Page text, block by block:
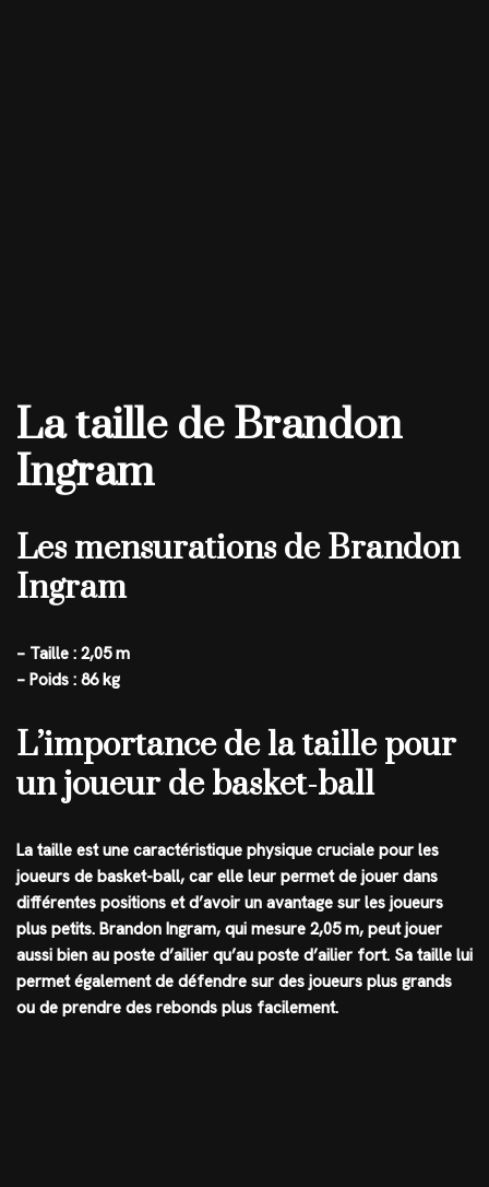
La taille de Brandon
Ingram
Les mensurations de Brandon
Ingram
– Taille : 2,05 m
– Poids : 86 kg
L’importance de la taille pour
un joueur de basket-ball
La taille est une caractéristique physique cruciale pour les
joueurs de basket-ball, car elle leur permet de jouer dans
différentes positions et d’avoir un avantage sur les joueurs
plus petits. Brandon Ingram, qui mesure 2,05 m, peut jouer
aussi bien au poste d’ailier qu’au poste d’ailier fort. Sa taille lui
permet également de défendre sur des joueurs plus grands
ou de prendre des rebonds plus facilement.